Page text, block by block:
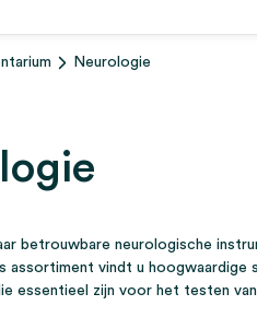
Neurologie
betrouwbare neurologische
assortiment vindt u hoogwaardige
essentieel zijn voor het testen